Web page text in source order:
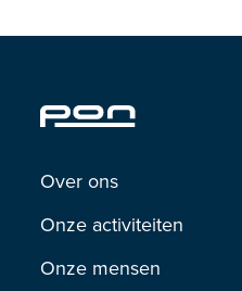
Over ons
Onze activiteiten
Onze mensen